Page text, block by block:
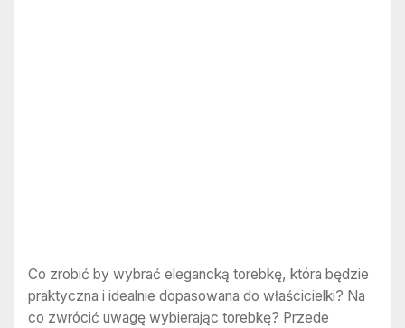
Co zrobić by wybrać elegancką torebkę, która będzie
praktyczna i idealnie dopasowana do właścicielki? Na
co zwrócić uwagę wybierając torebkę? Przede